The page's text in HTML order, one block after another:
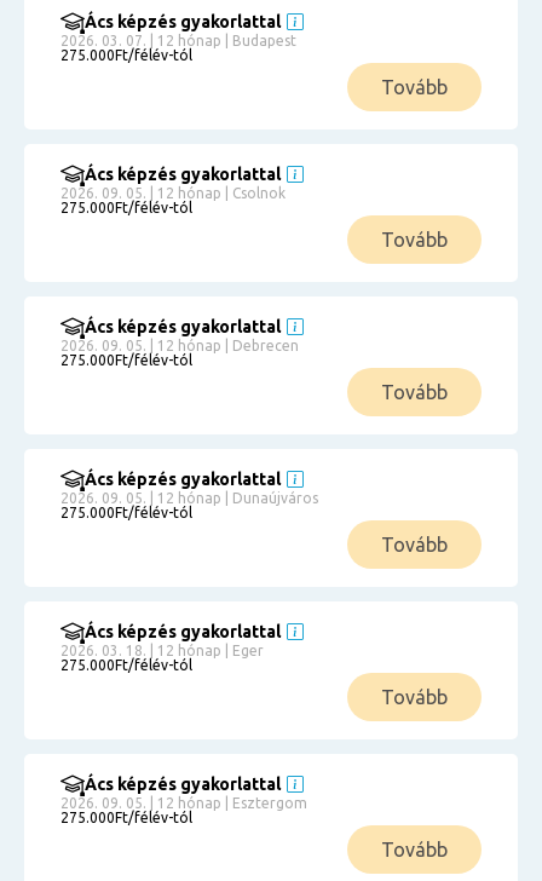
Ács képzés gyakorlattal
2026. 03. 07. | 12 hónap | Budapest
275.000Ft/félév-tól
Tovább
Ács képzés gyakorlattal
2026. 09. 05. | 12 hónap | Csolnok
275.000Ft/félév-tól
Tovább
Ács képzés gyakorlattal
2026. 09. 05. | 12 hónap | Debrecen
275.000Ft/félév-tól
Tovább
Ács képzés gyakorlattal
2026. 09. 05. | 12 hónap | Dunaújváros
275.000Ft/félév-tól
Tovább
Ács képzés gyakorlattal
2026. 03. 18. | 12 hónap | Eger
275.000Ft/félév-tól
Tovább
Ács képzés gyakorlattal
2026. 09. 05. | 12 hónap | Esztergom
275.000Ft/félév-tól
Tovább